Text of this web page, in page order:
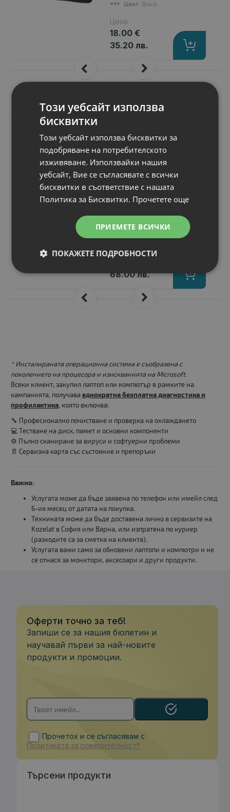
Цвят: Black
Цена:
18.00 €
35.20 лв.
Подобни продукти
N
Батерия за лаптоп
Asus G Series
G74SX-XR1
Волтаж
: Заместител
Цена:
68.00 лв.
* Инсталираната операционна система е съобразена с
поколението на процесора и изискванията на Microsoft.
Всеки клиент, закупил лаптоп или компютър в рамките на
кампанията, получава еднократна безплатна диагностика и
профилактика, която включва:
🔧 Професионално почистване и проверка на охлаждането
💻 Тестване на диск, памет и основни компоненти
⚙️ Пълно сканиране за вируси и софтуерни проблеми
📄 Сервизна карта със състояние и препоръки
Важно:
Услугата може да бъде заявена по телефон или имейл след
6-ия месец от датата на покупка.
Техниката може да бъде доставена лично в сервизите на
Kozelat в София или Варна, или изпратена по куриер
(разходите са за сметка на клиента).
Услугата важи само за обновени лаптопи и компютри и не
се отнася за монитори, аксесоари и други продукти.
Оферти точно за теб!
Запиши се за нашия бюлетин и
научавай първи за най-новите
продукти и промоции.
Прочетох и се съгласявам с
Политиката за поверителност*
Търсени продукти
Този уебсайт използва
бисквитки
Този уебсайт използва бисквитки за
подобряване на потребителското
изживяване. Използвайки нашия
уебсайт, Вие се съгласявате с всички
бисквитки в съответствие с нашата
Политика за Бисквитки. Прочетете още
ПРИЕМЕТЕ ВСИЧКИ
ПОКАЖЕТЕ ПОДРОБНОСТИ